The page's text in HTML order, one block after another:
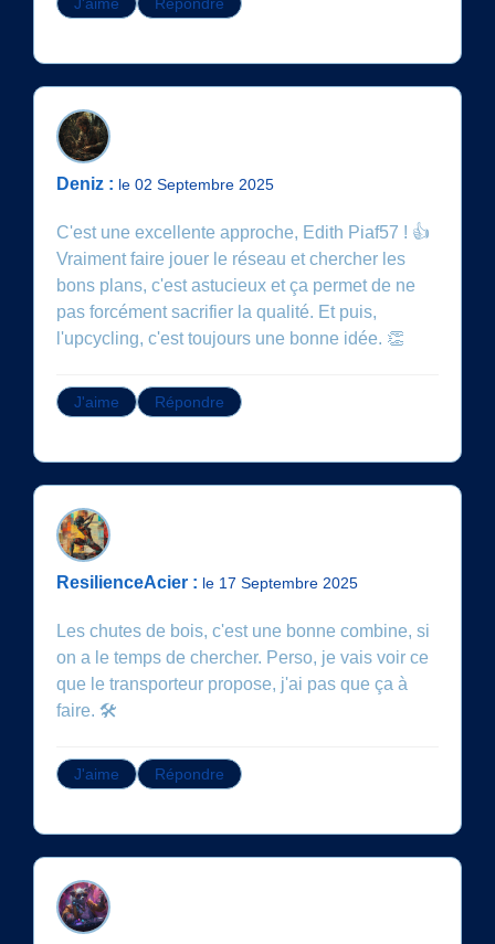
Deniz : le 02 Septembre 2025
C'est une excellente approche, Edith Piaf57 ! 👍
Vraiment faire jouer le réseau et chercher les
bons plans, c'est astucieux et ça permet de ne
pas forcément sacrifier la qualité. Et puis,
l'upcycling, c'est toujours une bonne idée. 👏
J'aime Répondre
ResilienceAcier : le 17 Septembre 2025
Les chutes de bois, c'est une bonne combine, si
on a le temps de chercher. Perso, je vais voir ce
que le transporteur propose, j'ai pas que ça à
faire. 🛠️
J'aime Répondre